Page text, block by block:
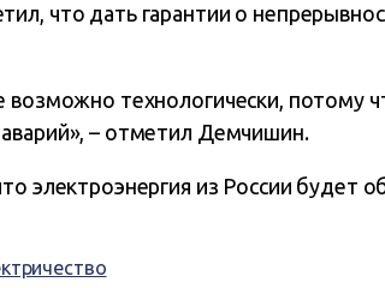
что дать гарантии о
возможно технологически, потому
– отметил Демчишин.
электроэнергия из России будет